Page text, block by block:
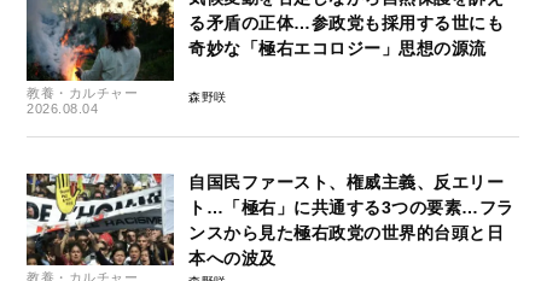
教養・カルチャー
2026.08.04
る矛盾の正体…参政党も採用する世にも
奇妙な「極右エコロジー」思想の源流
森野咲
教養・カルチャー
自国民ファースト、権威主義、反エリー
ト…「極右」に共通する3つの要素…フラ
ンスから見た極右政党の世界的台頭と日
本への波及